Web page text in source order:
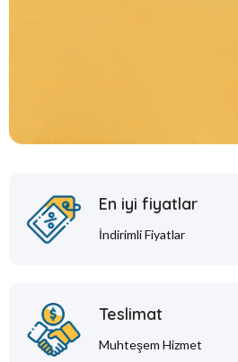
En iyi fiyatlar
İndirimli Fiyatlar
Teslimat
Muhteşem Hizmet